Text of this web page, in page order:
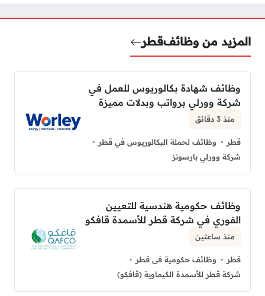
المزيد من وظائفقطر
وظائف شهادة بكالوريوس للعمل في
شركة وورلي برواتب وبدلات مميزة
منذ 3 دقائق
قطر
وظائف لحملة البكالوريوس في قطر
شركة وورلي بارسونز
وظائف حكومية هندسية للتعيين
الفوري في شركة قطر للأسمدة قافكو
منذ ساعتين
قطر
وظائف حكومية فى قطر
شركة قطر للأسمدة الكيماوية (قافكو)